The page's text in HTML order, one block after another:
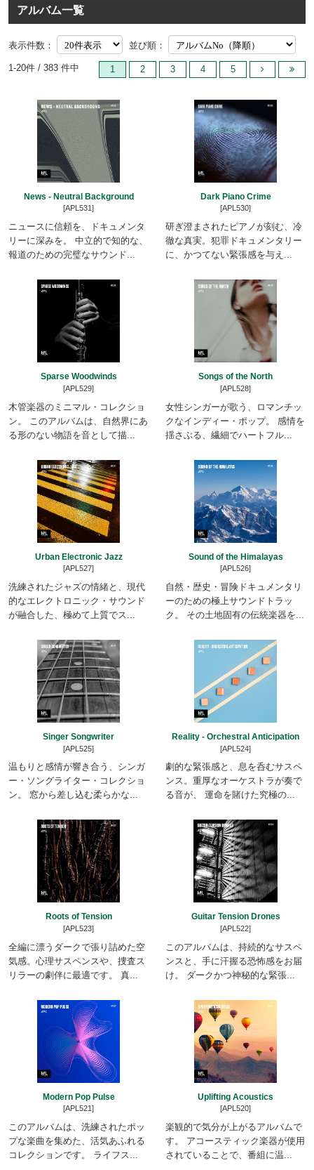
アルバム一覧
表示件数： 並び順：
1-20件 / 383 件中 1 2 3 4 5
News - Neutral Background
[APL531]
ニュースに信頼を、ドキュメンタ
リーに深みを。 中立的で知的な、
報道のための完璧なサウンド...
Dark Piano Crime
[APL530]
研ぎ澄まされたピアノが刻む、冷
徹な真実。犯罪ドキュメンタリー
に、かつてない緊張感を与え...
Sparse Woodwinds
[APL529]
木管楽器のミニマル・コレクショ
ン。 このアルバムは、自然界にあ
る形のない物語を音として描...
Songs of the North
[APL528]
女性シンガーが歌う、ロマンチッ
クなインディー・ポップ。 感情を
揺さぶる、繊細でハートフル...
Urban Electronic Jazz
[APL527]
洗練されたジャズの情緒と、現代
的なエレクトロニック・サウンド
が融合した、極めて上質でス...
Sound of the Himalayas
[APL526]
自然・歴史・冒険ドキュメンタリ
ーのための極上サウンドトラッ
ク。 その土地固有の伝統楽器を...
Singer Songwriter
[APL525]
温もりと感情が響き合う、シンガ
ー・ソングライター・コレクショ
ン。 窓から差し込む柔らかな...
Reality - Orchestral Anticipation
[APL524]
劇的な緊張感と、息を呑むサスペ
ンス。重厚なオーケストラが奏で
る音が、 運命を賭けた究極の...
Roots of Tension
[APL523]
全編に漂うダークで張り詰めた空
気感。心理サスペンスや、捜査ス
リラーの劇伴に最適です。 真...
Guitar Tension Drones
[APL522]
このアルバムは、持続的なサスペ
ンスと、手に汗握る恐怖感をお届
け。 ダークかつ神秘的な緊張...
Modern Pop Pulse
[APL521]
このアルバムは、洗練されたポッ
プな楽曲を集めた、活気あふれる
コレクションです。 ライフス...
Uplifting Acoustics
[APL520]
楽観的で気分が上がるアルバムで
す。 アコースティック楽器が使用
されていることで、番組に温...